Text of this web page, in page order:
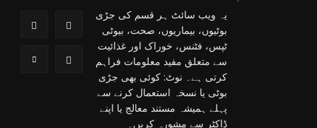
یہ ویب سائٹ ہر قسم کی جڑی
بوٹیوں، بیماریوں، صحت، بیوٹی
ٹپس، فٹنس، خوراک اور غذائیت
سے متعلق مفید معلومات فراہم
کرتی ہے۔ نوٹ: کوئی بھی جڑی
بوٹی یا نسخہ استعمال کرنے سے
پہلے ہمیشہ مستند معالج یا اپنے
ڈاکٹر سے مشورہ کریں۔